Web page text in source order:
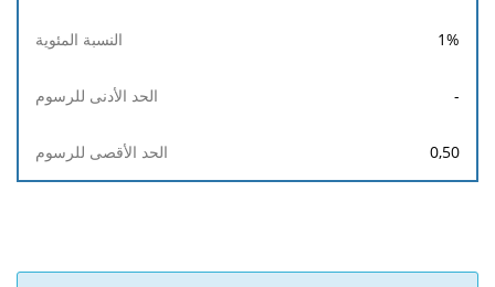
1%
-
0,50